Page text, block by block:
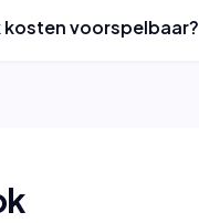
kosten voorspelbaar?